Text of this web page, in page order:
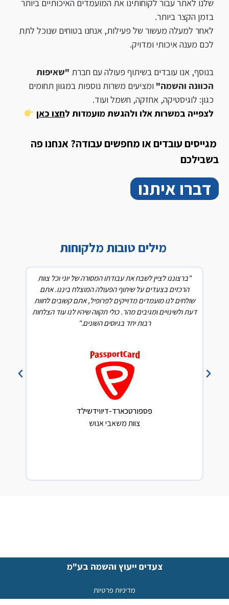
שלנו לאתר עבור לקוחותינו את המועמדים האיכותיים ביותר
בזמן הקצר ביותר.
לאחר למעלה מעשור של פעילות, אנחנו בטוחים שנוכל לתת
לכם מענה איכותי ומדויק.
בנוסף, אנו עובדים בשיתוף פעולה עם חברת "שאיפות
הכוונה והשמה" ומציעים משרות נוספות במגוון תחומים
כגון: לוגיסטיקה, אחזקה, חשמל ועוד.
לצפייה במשרות אלו ולהגשת מועמדות לחצו כאן
מגייסים עובדים או מחפשים עבודה? אנחנו פה
בשבילכם
דברו איתנו
מילים טובות מלקוחות
"ברצוננו לציין לשבח את עבודתו המסורה של יוני וכל צוות
הרכזים בצעדים על שיתוף הפעולה המוצלח ביננו. אתם
שולחים לנו מועמדים מדוייקים לפרופיל, אתם קשובים לחוות
דעת ולשינויים ומגיבים מהר. כולי תקווה שיהיו לנו עוד הצלחות
רבות יחד בגיוסים השונים."
פספורטכארד-דיווידשילד
צוות משאבי אנוש
צעדים ייעוץ והשמה בע"מ
מדיניות פרטיות